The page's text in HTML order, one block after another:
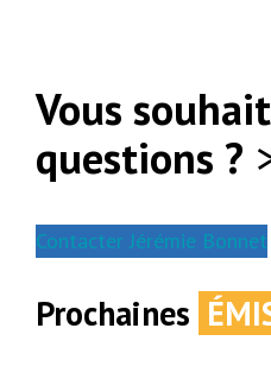
Vous
questions ?
Contacter Jérémie Bonnet
Prochaines